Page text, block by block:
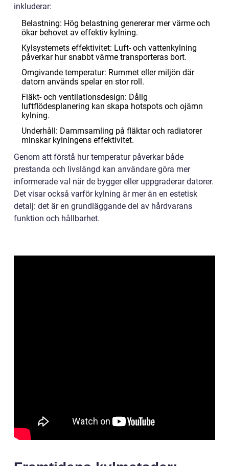
inkluderar:
Belastning: Hög belastning genererar mer värme och
ökar behovet av effektiv kylning.
Kylsystemets effektivitet: Luft- och vattenkylning
påverkar hur snabbt värme transporteras bort.
Omgivande temperatur: Rummet eller miljön där
datorn används spelar en stor roll.
Fläkt- och ventilationsdesign: Dålig
luftflödesplanering kan skapa hotspots och ojämn
kylning.
Underhåll: Dammsamling på fläktar och radiatorer
minskar kylningens effektivitet.
Genom att förstå hur temperatur påverkar både
prestanda och livslängd kan användare göra mer
informerade val när de bygger eller uppgraderar datorer.
Det visar också varför kylning är mer än en estetisk
detalj: det är en grundläggande del av hårdvarans
funktion och hållbarhet.